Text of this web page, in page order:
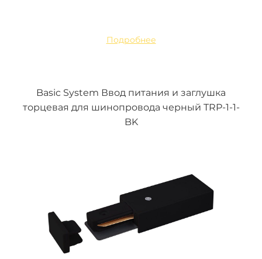
Подробнее
Basic System Ввод питания и заглушка
торцевая для шинопровода черный TRP-1-1-
BK